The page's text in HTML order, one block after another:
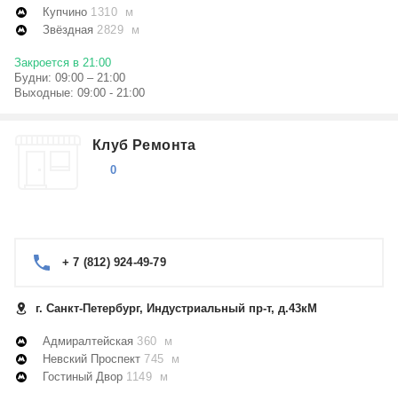
Купчино 1310 м
Звёздная 2829 м
Закроется в 21:00
Будни: 09:00 – 21:00
Выходные: 09:00 - 21:00
Клуб Ремонта
0
+ 7 (812) 924-49-79
г. Санкт-Петербург, Индустриальный пр-т, д.43кМ
Адмиралтейская 360 м
Невский Проспект 745 м
Гостиный Двор 1149 м